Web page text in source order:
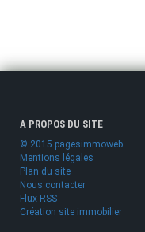
A PROPOS DU SITE
© 2015 pagesimmoweb
Mentions légales
Plan du site
Nous contacter
Flux RSS
Création site immobilier